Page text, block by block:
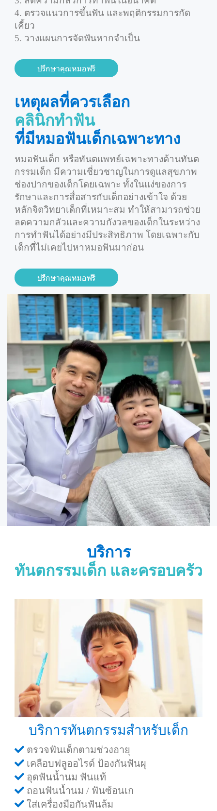
4. ตรวจแนวการขึ้นฟัน และพฤติกรรมการกัด
เคี้ยว
5. วางแผนการจัดฟันหากจำเป็น
ปรึกษาคุณหมอฟรี
เหตุผลที่ควรเลือก
คลินิกทำฟัน
ที่มีหมอฟันเด็กเฉพาะทาง
หมอฟันเด็ก หรือทันตแพทย์เฉพาะทางด้านทันต
กรรมเด็ก มีความเชี่ยวชาญในการดูแลสุขภาพ
ช่องปากของเด็กโดยเฉพาะ ทั้งในแง่ของการ
รักษาและการสื่อสารกับเด็กอย่างเข้าใจ ด้วย
หลักจิตวิทยาเด็กที่เหมาะสม ทำให้สามารถช่วย
ลดความกลัวและความกังวลของเด็กในระหว่าง
การทำฟันได้อย่างมีประสิทธิภาพ โดยเฉพาะกับ
เด็กที่ไม่เคยไปหาหมอฟันมาก่อน
ปรึกษาคุณหมอฟรี
บริการ
ทันตกรรมเด็ก และครอบครัว
บริการทันตกรรมสำหรับเด็ก
ตรวจฟันเด็กตามช่วงอายุ
เคลือบฟลูออไรด์ ป้องกันฟันผุ
อุดฟันน้ำนม ฟันแท้
ถอนฟันน้ำนม / ฟันซ้อนเก
ใส่เครื่องมือกันฟันล้ม